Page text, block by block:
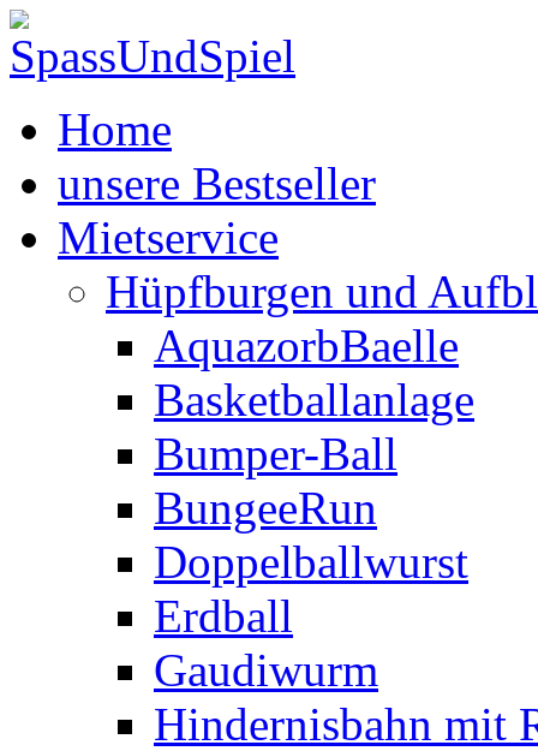
Home
unsere Bestseller
Mietservice
Hüpfburgen und
AquazorbBaelle
Basketballanlage
Bumper-Ball
BungeeRun
Doppelballwurst
Erdball
Gaudiwurm
Hindernisbahn mit